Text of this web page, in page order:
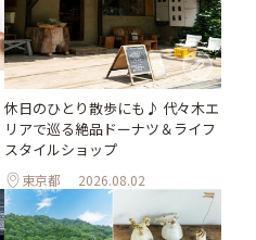
休日のひとり散歩にも♪ 代々木エ
リアで巡る絶品ドーナツ＆ライフ
スタイルショップ
東京都 2026.08.02